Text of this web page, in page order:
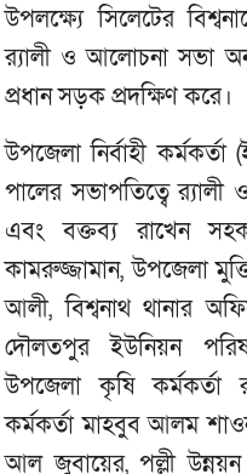
উপলক্ষ্যে সিলেটের
র‌্যালী ও আলোচনা সভা
প্রধান সড়ক প্রদক্ষিণ করে।
উপজেলা নির্বাহী
পালের সভাপতিত্বে
এবং বক্তব্য রাখেন
কামরুজ্জামান, উপজেলা
আলী, বিশ্বনাথ থানার
দৌলতপুর ইউনিয়ন
উপজেলা কৃষি কর্মকর্তা
কর্মকর্তা মাহবুব আলম
আল জুবায়ের, পল্লী